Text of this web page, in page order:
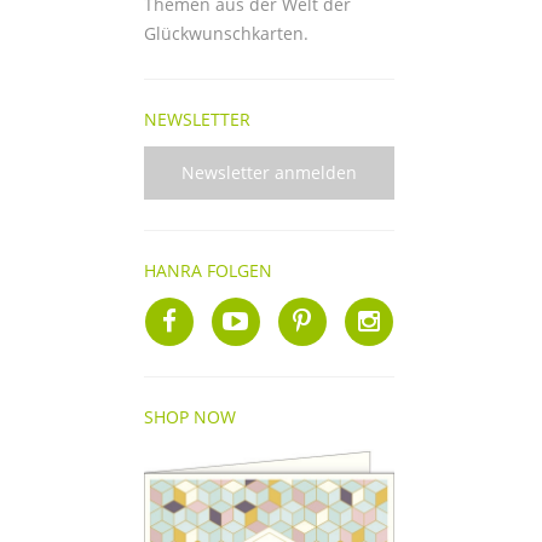
Glückwunschkarten.
NEWSLETTER
Newsletter anmelden
HANRA FOLGEN
SHOP NOW